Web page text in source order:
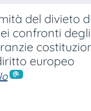
del divieto
confronti
europeo